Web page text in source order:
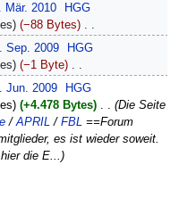
Mär. 2010
HGG
−88 Bytes ‎
Sep. 2009
HGG
−1 Byte ‎
Jun. 2009
HGG
+4.478 Bytes ‎
Die Seite
/APRIL / FBL ==Forum
es ist wieder soweit.
die E...